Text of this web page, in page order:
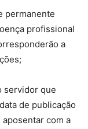
permanente
profissional
a
servidor que
de publicação
com a